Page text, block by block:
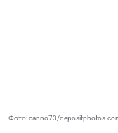
Фото: canno73/